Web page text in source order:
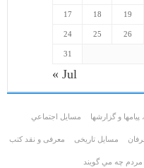
17 18 19
24 25 26
31
« Jul
پیامها و گزارشها مسايل اجتماعي
مسایل تاریخی معرفی و نقد کتب
مردم چه مي گويند